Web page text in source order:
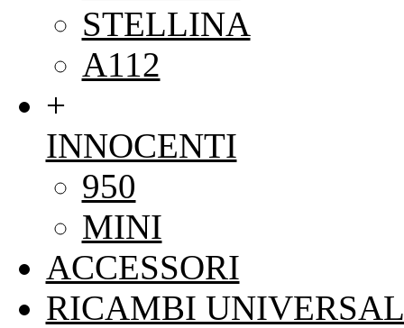
STELLINA
A112
+
INNOCENTI
950
MINI
ACCESSORI
RICAMBI